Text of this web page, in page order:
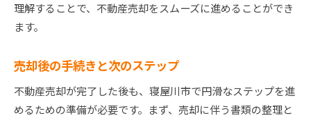
理解することで、不動産売却をスムーズに進めることができ
ます。
売却後の手続きと次のステップ
不動産売却が完了した後も、寝屋川市で円滑なステップを進
めるための準備が必要です。まず、売却に伴う書類の整理と